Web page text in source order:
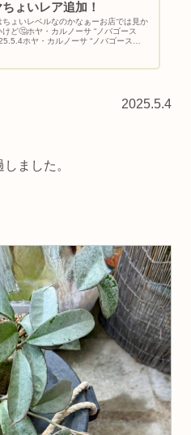
ょいレア追加！
ちょいレベルなのかなぁーお店では見か
けど🤔ホヤ・カルノーサ “ノバゴース
ホヤ・カルノーサ “ノバゴース
2025.5.4
ました。